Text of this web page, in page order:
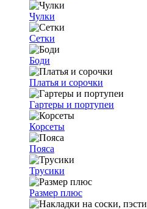
Чулки
Сетки
Боди
Платья и сорочки
Гартеры и портупеи
Корсеты
Пояса
Трусики
Размер плюс